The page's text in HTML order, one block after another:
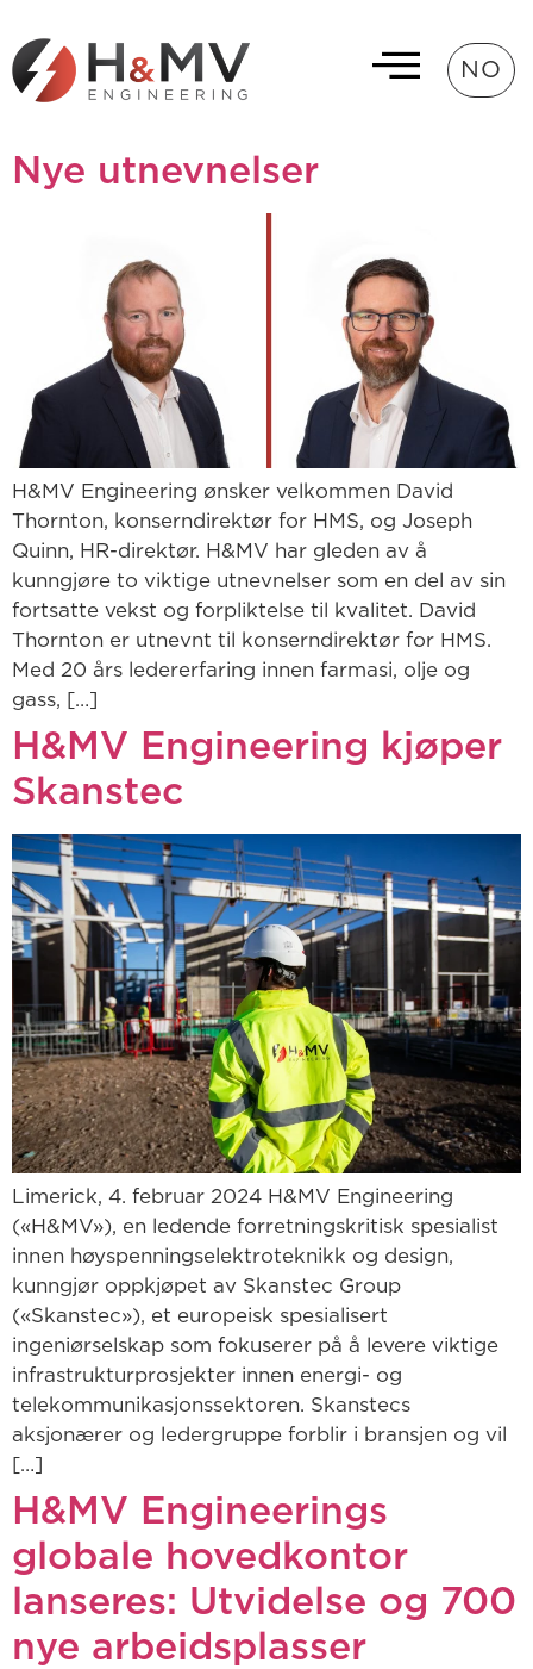
NO
Nye utnevnelser
H&MV Engineering ønsker velkommen David
Thornton, konserndirektør for HMS, og Joseph
Quinn, HR-direktør. H&MV har gleden av å
kunngjøre to viktige utnevnelser som en del av sin
fortsatte vekst og forpliktelse til kvalitet. David
Thornton er utnevnt til konserndirektør for HMS.
Med 20 års ledererfaring innen farmasi, olje og
gass, […]
H&MV Engineering kjøper
Skanstec
Limerick, 4. februar 2024 H&MV Engineering
(«H&MV»), en ledende forretningskritisk spesialist
innen høyspenningselektroteknikk og design,
kunngjør oppkjøpet av Skanstec Group
(«Skanstec»), et europeisk spesialisert
ingeniørselskap som fokuserer på å levere viktige
infrastrukturprosjekter innen energi- og
telekommunikasjonssektoren. Skanstecs
aksjonærer og ledergruppe forblir i bransjen og vil
[…]
H&MV Engineerings
globale hovedkontor
lanseres: Utvidelse og 700
nye arbeidsplasser